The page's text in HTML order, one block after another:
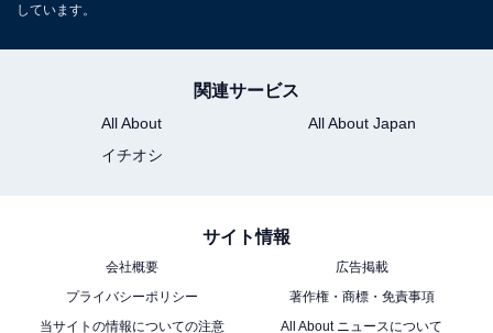
しています。
関連サービス
All About
All About Japan
イチオシ
サイト情報
会社概要
広告掲載
プライバシーポリシー
著作権・商標・免責事項
当サイトの情報についての注意
All About ニュースについて